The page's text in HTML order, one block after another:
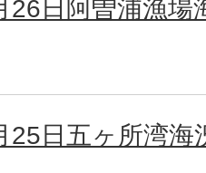
26日阿曽浦漁場
25日五ヶ所湾海